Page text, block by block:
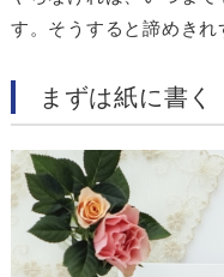
す。そうすると諦めきれ
まずは紙に書く